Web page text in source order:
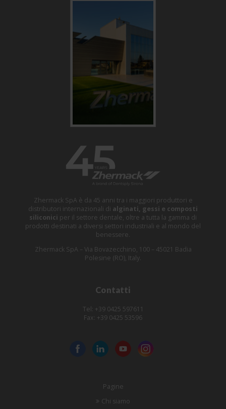
Zhermack SpA è da 45 anni tra i maggiori produttori e
distributori internazionali di alginati, gessi e composti
siliconici per il settore dentale, oltre a tutta la gamma di
prodotti destinati a diversi settori industriali e al mondo del
benessere.
Zhermack SpA – Via Bovazecchino, 100 – 45021 Badia
Polesine (RO), Italy.
Contatti
Tel: +39 0425 597611
Fax: +39 0425 53596
Pagine
Chi siamo